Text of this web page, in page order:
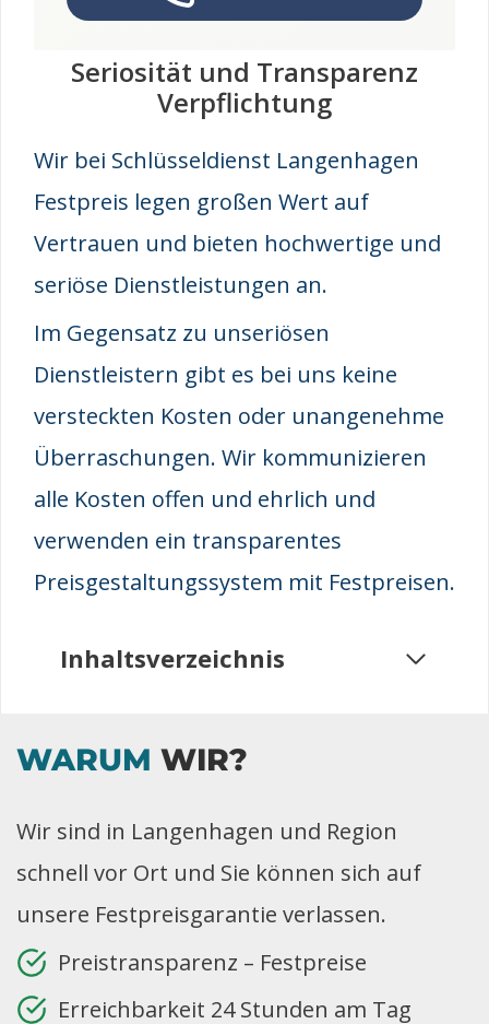
Seriosität und Transparenz
Verpflichtung
Wir bei Schlüsseldienst Langenhagen
Festpreis legen großen Wert auf
Vertrauen und bieten hochwertige und
seriöse Dienstleistungen an.
Im Gegensatz zu unseriösen
Dienstleistern gibt es bei uns keine
versteckten Kosten oder unangenehme
Überraschungen. Wir kommunizieren
alle Kosten offen und ehrlich und
verwenden ein transparentes
Preisgestaltungssystem mit Festpreisen.
Inhaltsverzeichnis
WARUM WIR?
Wir sind in Langenhagen und Region
schnell vor Ort und Sie können sich auf
unsere Festpreisgarantie verlassen.
Preistransparenz – Festpreise
Erreichbarkeit 24 Stunden am Tag